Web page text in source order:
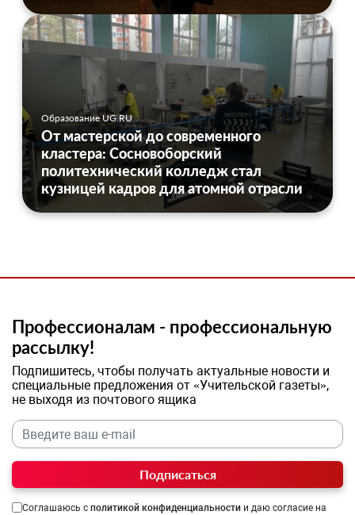
Образование UG.RU
От мастерской до современного
кластера: Сосновоборский
политехнический колледж стал
кузницей кадров для атомной отрасли
Профессионалам - профессиональную
рассылку!
Подпишитесь, чтобы получать актуальные новости и
специальные предложения от «Учительской газеты»,
не выходя из почтового ящика
Подписаться
Соглашаюсь с политикой конфиденциальности и даю согласие на